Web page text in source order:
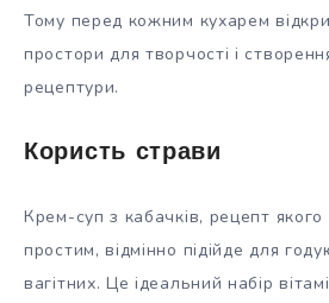
Тому перед кожним кухарем
простори для творчості і
рецептури.
Користь страви
Крем-суп з кабачків, рецепт
простим, відмінно підійде для
вагітних. Це ідеальний набір